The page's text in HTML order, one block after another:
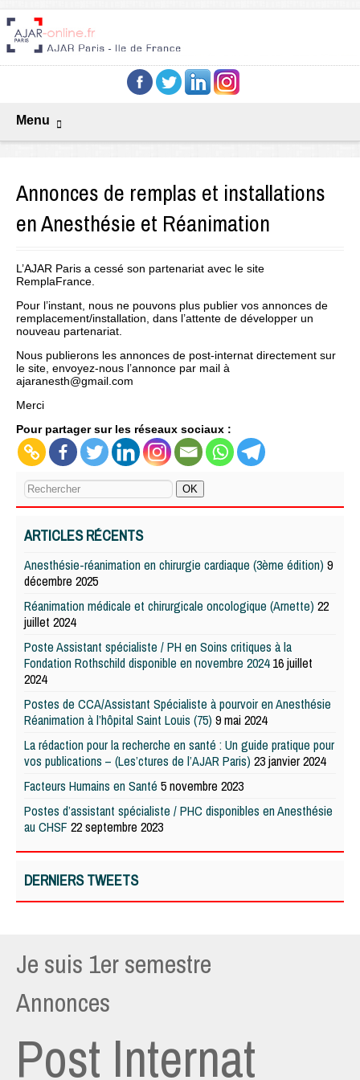
Menu
Annonces de remplas et installations
en Anesthésie et Réanimation
L’AJAR Paris a cessé son partenariat avec le site
RemplaFrance.
Pour l’instant, nous ne pouvons plus publier vos annonces de
remplacement/installation, dans l’attente de développer un
nouveau partenariat.
Nous publierons les annonces de post-internat directement sur
le site, envoyez-nous l’annonce par mail à
ajaranesth@gmail.com
Merci
Pour partager sur les réseaux sociaux :
ARTICLES RÉCENTS
Anesthésie-réanimation en chirurgie cardiaque (3ème édition) 9
décembre 2025
Réanimation médicale et chirurgicale oncologique (Arnette) 22
juillet 2024
Poste Assistant spécialiste / PH en Soins critiques à la
Fondation Rothschild disponible en novembre 2024 16 juillet
2024
Postes de CCA/Assistant Spécialiste à pourvoir en Anesthésie
Réanimation à l’hôpital Saint Louis (75) 9 mai 2024
La rédaction pour la recherche en santé : Un guide pratique pour
vos publications – (Les’ctures de l’AJAR Paris) 23 janvier 2024
Facteurs Humains en Santé 5 novembre 2023
Postes d’assistant spécialiste / PHC disponibles en Anesthésie
au CHSF 22 septembre 2023
DERNIERS TWEETS
Je suis 1er semestre
Annonces
Post Internat